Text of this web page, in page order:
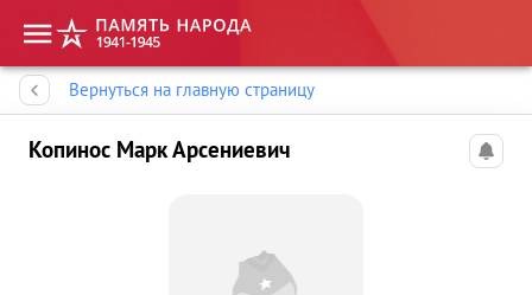
Вернуться на главную страницу
Копинос Марк Арсениевич
Память народа